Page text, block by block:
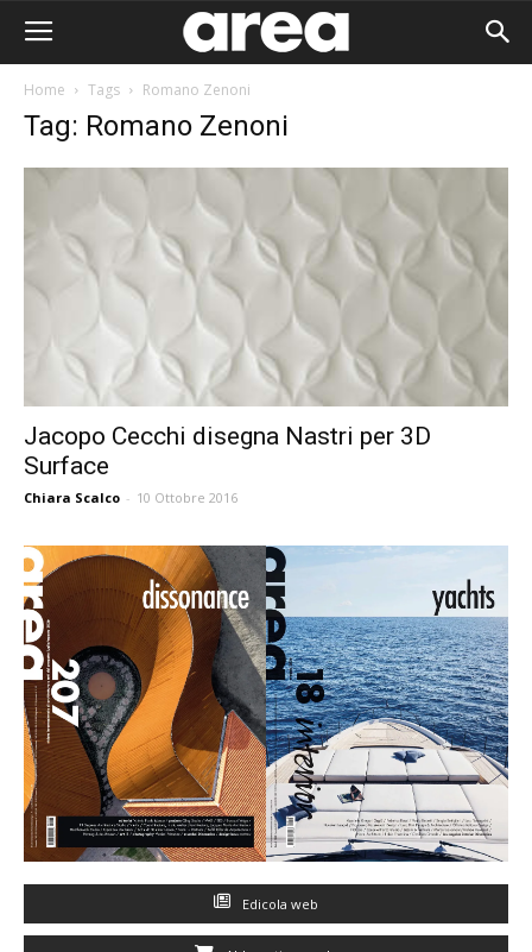
Home Tags Romano Zenoni
Tag: Romano Zenoni
Jacopo Cecchi disegna Nastri per 3D
Surface
Chiara Scalco - 10 Ottobre 2016
Edicola web